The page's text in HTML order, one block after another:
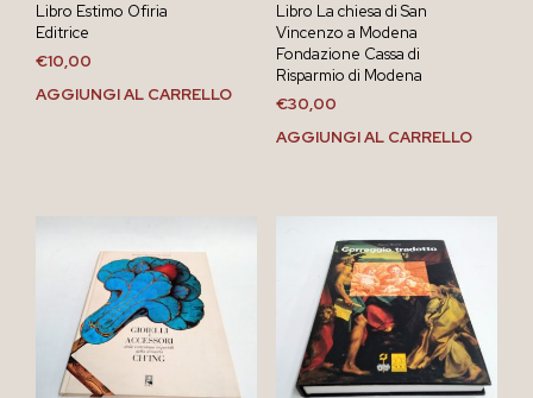
Libro Estimo Ofiria
Editrice
€10,00
AGGIUNGI AL CARRELLO
Libro La chiesa di San
Vincenzo a Modena
Fondazione Cassa di
Risparmio di Modena
€30,00
AGGIUNGI AL CARRELLO